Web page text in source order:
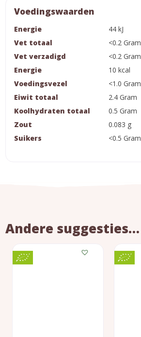
Voedingswaarden
Energie
44 kJ
Vet totaal
<0.2 Gram
Vet verzadigd
<0.2 Gram
Energie
10 kcal
Voedingsvezel
<1.0 Gram
Eiwit totaal
2.4 Gram
Koolhydraten totaal
0.5 Gram
Zout
0.083 g
Suikers
<0.5 Gram
Andere suggesties…